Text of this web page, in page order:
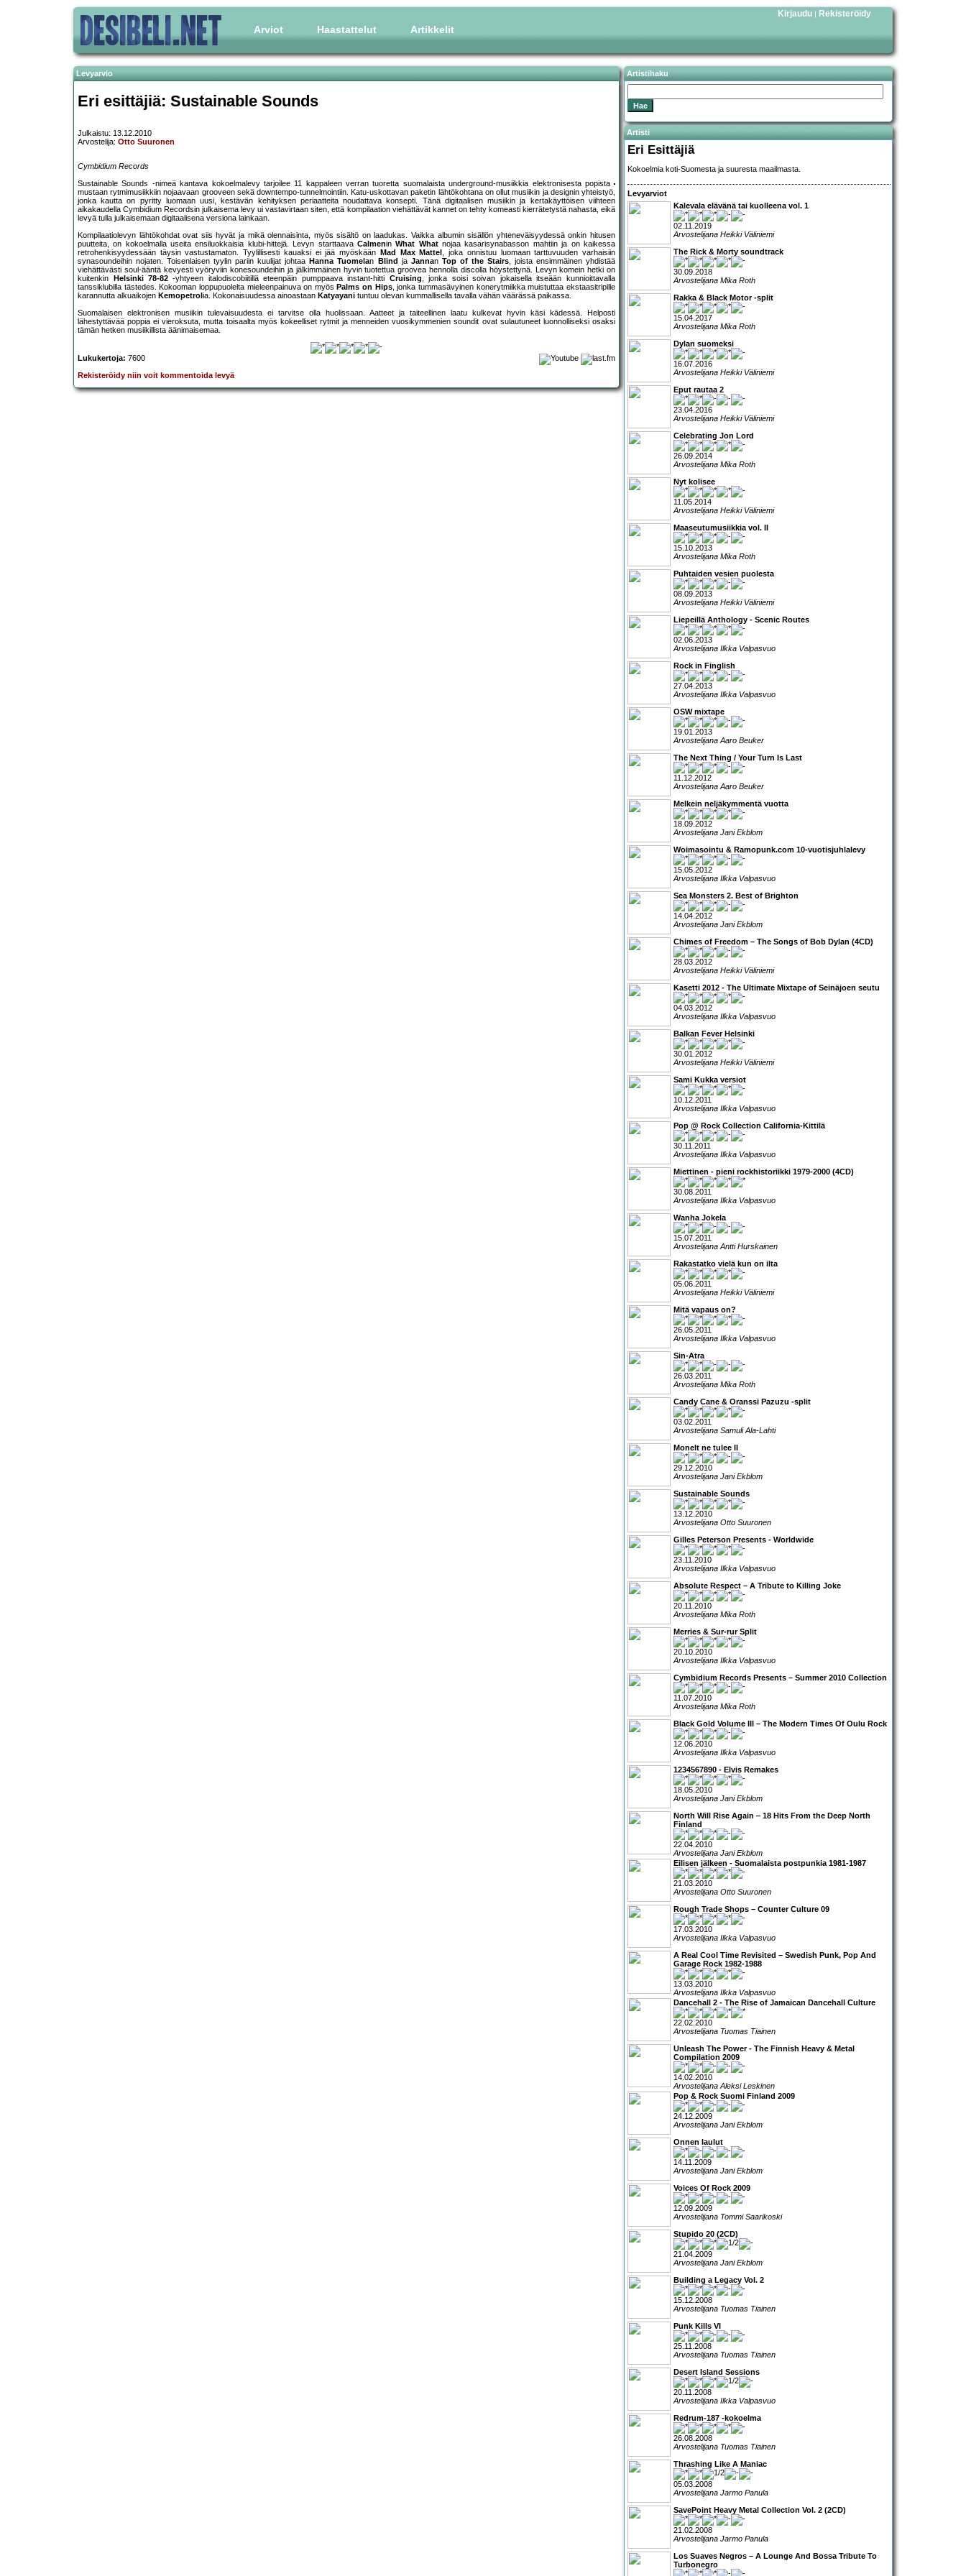
Arviot Haastattelut Artikkelit
Kirjaudu | Rekisteröidy
Levyarvio
Eri esittäjiä: Sustainable Sounds
Julkaistu: 13.12.2010
Arvostelija: Otto Suuronen
Cymbidium Records
Sustainable Sounds -nimeä kantava kokoelmalevy tarjoilee 11 kappaleen verran tuoretta suomalaista underground-musiikkia elektronisesta popista
mustaan rytmimusiikkiin nojaavaan grooveen sekä downtempo-tunnelmointiin. Katu-uskottavan paketin lähtökohtana on ollut musiikin ja designin yhteistyö,
jonka kautta on pyritty luomaan uusi, kestävän kehityksen periaatteita noudattava konsepti. Tänä digitaalisen musiikin ja kertakäyttöisen viihteen
aikakaudella Cymbidium Recordsin julkaisema levy ui vastavirtaan siten, että kompilaation viehättävät kannet on tehty komeasti kierrätetystä nahasta, eikä
levyä tulla julkaisemaan digitaalisena versiona lainkaan.
Kompilaatiolevyn lähtökohdat ovat siis hyvät ja mikä olennaisinta, myös sisältö on laadukas. Vaikka albumin sisällön yhteneväisyydessä onkin hitusen
puutteita, on kokoelmalla useita ensiluokkaisia klubi-hittejä. Levyn starttaava CalmeninWhat Whatnojaa kasarisynabasson mahtiin ja on kaikessa
retrohenkisyydessään täysin vastustamaton. Tyylillisesti kauaksi ei jää myöskään
Mad Max Mattel , joka onnistuu luomaan tarttuvuuden varhaisiin
synasoundeihin nojaten. Toisenlaisen tyylin pariin kuulijat johtaa Hanna Tuomelan Blind ja Jannan Top of the Stairs, joista ensimmäinen yhdistää
viehättävästi soul-ääntä kevyesti vyöryviin konesoundeihin ja jälkimmäinen hyvin tuotettua groovea hennolla discolla höystettynä. Levyn komein hetki on
kuitenkin
Helsinki 78-82 -yhtyeen italodiscobiitillä eteenpäin pumppaava instant-hitti Cruising, jonka soisi soivan jokaisella itseään kunnioittavalla
tanssiklubilla tästedes. Kokooman loppupuolelta mieleenpainuva on myös Palms on Hips, jonka tummasävyinen konerytmiikka muistuttaa ekstaasitripille
karannutta alkuaikojen Kemopetrol ia. Kokonaisuudessa ainoastaan Katyayani tuntuu olevan kummallisella tavalla vähän väärässä paikassa.
Suomalaisen elektronisen musiikin tulevaisuudesta ei tarvitse olla huolissaan. Aatteet ja taiteellinen laatu kulkevat hyvin käsi kädessä. Helposti
lähestyttävää poppia ei vieroksuta, mutta toisaalta myös kokeelliset rytmit ja menneiden vuosikymmenien soundit ovat sulautuneet luonnolliseksi osaksi
tämän hetken musiikillista äänimaisemaa.
Lukukertoja: 7600
Rekisteröidy niin voit kommentoida levyä
Artistihaku
Artisti
Eri Esittäjiä
Kokoelmia koti-Suomesta ja suuresta maailmasta.
Levyarviot
Kalevala elävänä tai kuolleena vol. 1
02.11.2019
Arvostelijana Heikki Väliniemi
The Rick & Morty soundtrack
30.09.2018
Arvostelijana Mika Roth
Rakka & Black Motor -split
15.04.2017
Arvostelijana Mika Roth
Dylan suomeksi
16.07.2016
Arvostelijana Heikki Väliniemi
Eput rautaa 2
23.04.2016
Arvostelijana Heikki Väliniemi
Celebrating Jon Lord
26.09.2014
Arvostelijana Mika Roth
Nyt kolisee
11.05.2014
Arvostelijana Heikki Väliniemi
Maaseutumusiikkia vol. II
15.10.2013
Arvostelijana Mika Roth
Puhtaiden vesien puolesta
08.09.2013
Arvostelijana Heikki Väliniemi
Liepeillä Anthology - Scenic Routes
02.06.2013
Arvostelijana Ilkka Valpasvuo
Rock in Finglish
27.04.2013
Arvostelijana Ilkka Valpasvuo
OSW mixtape
19.01.2013
Arvostelijana Aaro Beuker
The Next Thing / Your Turn Is Last
11.12.2012
Arvostelijana Aaro Beuker
Melkein neljäkymmentä vuotta
18.09.2012
Arvostelijana Jani Ekblom
Woimasointu & Ramopunk.com 10-vuotisjuhlalevy
15.05.2012
Arvostelijana Ilkka Valpasvuo
Sea Monsters 2. Best of Brighton
14.04.2012
Arvostelijana Jani Ekblom
Chimes of Freedom – The Songs of Bob Dylan (4CD)
28.03.2012
Arvostelijana Heikki Väliniemi
Kasetti 2012 - The Ultimate Mixtape of Seinäjoen seutu
04.03.2012
Arvostelijana Ilkka Valpasvuo
Balkan Fever Helsinki
30.01.2012
Arvostelijana Heikki Väliniemi
Sami Kukka versiot
10.12.2011
Arvostelijana Ilkka Valpasvuo
Pop @ Rock Collection California-Kittilä
30.11.2011
Arvostelijana Ilkka Valpasvuo
Miettinen - pieni rockhistoriikki 1979-2000 (4CD)
30.08.2011
Arvostelijana Ilkka Valpasvuo
Wanha Jokela
15.07.2011
Arvostelijana Antti Hurskainen
Rakastatko vielä kun on ilta
05.06.2011
Arvostelijana Heikki Väliniemi
Mitä vapaus on?
26.05.2011
Arvostelijana Ilkka Valpasvuo
Sin-Atra
26.03.2011
Arvostelijana Mika Roth
Candy Cane & Oranssi Pazuzu -split
03.02.2011
Arvostelijana Samuli Ala-Lahti
Monelt ne tulee II
29.12.2010
Arvostelijana Jani Ekblom
Sustainable Sounds
13.12.2010
Arvostelijana Otto Suuronen
Gilles Peterson Presents - Worldwide
23.11.2010
Arvostelijana Ilkka Valpasvuo
Absolute Respect – A Tribute to Killing Joke
20.11.2010
Arvostelijana Mika Roth
Merries & Sur-rur Split
20.10.2010
Arvostelijana Ilkka Valpasvuo
Cymbidium Records Presents – Summer 2010 Collection
11.07.2010
Arvostelijana Mika Roth
Black Gold Volume III – The Modern Times Of Oulu Rock
12.06.2010
Arvostelijana Ilkka Valpasvuo
1234567890 - Elvis Remakes
18.05.2010
Arvostelijana Jani Ekblom
North Will Rise Again ‒ 18 Hits From the Deep North
Finland
22.04.2010
Arvostelijana Jani Ekblom
Eilisen jälkeen - Suomalaista postpunkia 1981-1987
21.03.2010
Arvostelijana Otto Suuronen
Rough Trade Shops – Counter Culture 09
17.03.2010
Arvostelijana Ilkka Valpasvuo
A Real Cool Time Revisited – Swedish Punk, Pop And
Garage Rock 1982-1988
13.03.2010
Arvostelijana Ilkka Valpasvuo
Dancehall 2 - The Rise of Jamaican Dancehall Culture
22.02.2010
Arvostelijana Tuomas Tiainen
Unleash The Power - The Finnish Heavy & Metal
Compilation 2009
14.02.2010
Arvostelijana Aleksi Leskinen
Pop & Rock Suomi Finland 2009
24.12.2009
Arvostelijana Jani Ekblom
Onnen laulut
14.11.2009
Arvostelijana Jani Ekblom
Voices Of Rock 2009
12.09.2009
Arvostelijana Tommi Saarikoski
Stupido 20 (2CD)
21.04.2009
Arvostelijana Jani Ekblom
Building a Legacy Vol. 2
15.12.2008
Arvostelijana Tuomas Tiainen
Punk Kills VI
25.11.2008
Arvostelijana Tuomas Tiainen
Desert Island Sessions
20.11.2008
Arvostelijana Ilkka Valpasvuo
Redrum-187 -kokoelma
26.08.2008
Arvostelijana Tuomas Tiainen
Thrashing Like A Maniac
05.03.2008
Arvostelijana Jarmo Panula
SavePoint Heavy Metal Collection Vol. 2 (2CD)
21.02.2008
Arvostelijana Jarmo Panula
Los Suaves Negros – A Lounge And Bossa Tribute To
Turbonegro